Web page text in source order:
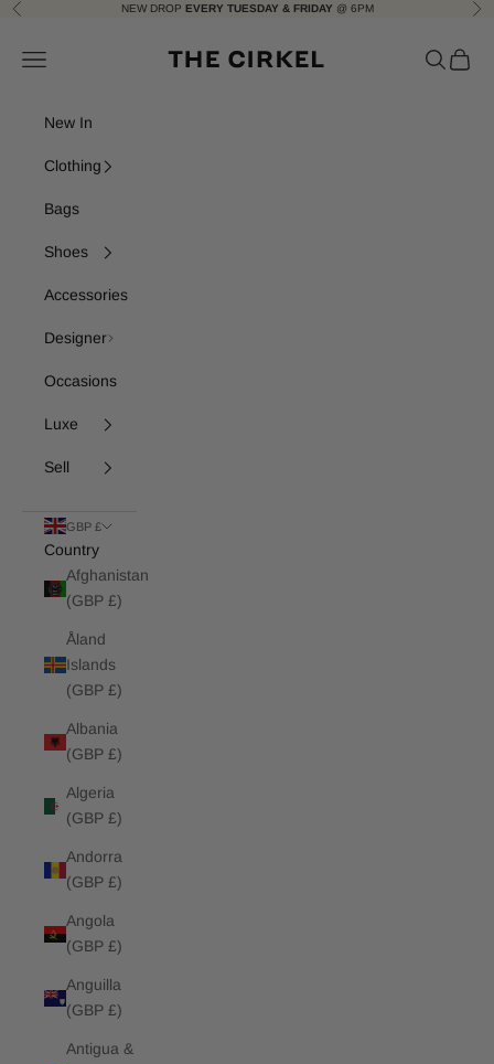
Skip to content
Previous NEW DROP EVERY TUESDAY & FRIDAY @ 6PM
Navigation menu Search
Cart
New In
Clothing
Bags
Shoes
Accessories
Designer
Occasions
Luxe
Sell
GBP £
Country
Afghanistan
(GBP £)
Åland
Islands
(GBP £)
Albania
(GBP £)
Algeria
(GBP £)
Andorra
(GBP £)
Angola
(GBP £)
Anguilla
(GBP £)
Antigua &